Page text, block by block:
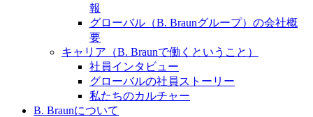
お問合せ先、価格情報、E-Shopのご案内など販売店さ
ま向けの情報スペースです。
お問合せフォームより、ご質問をお送りください。
報
グローバル（B. Braunグループ）の会社概
要
キャリア（B. Braunで働くということ）
社員インタビュー
グローバルの社員ストーリー
私たちのカルチャー
B. Braunについて